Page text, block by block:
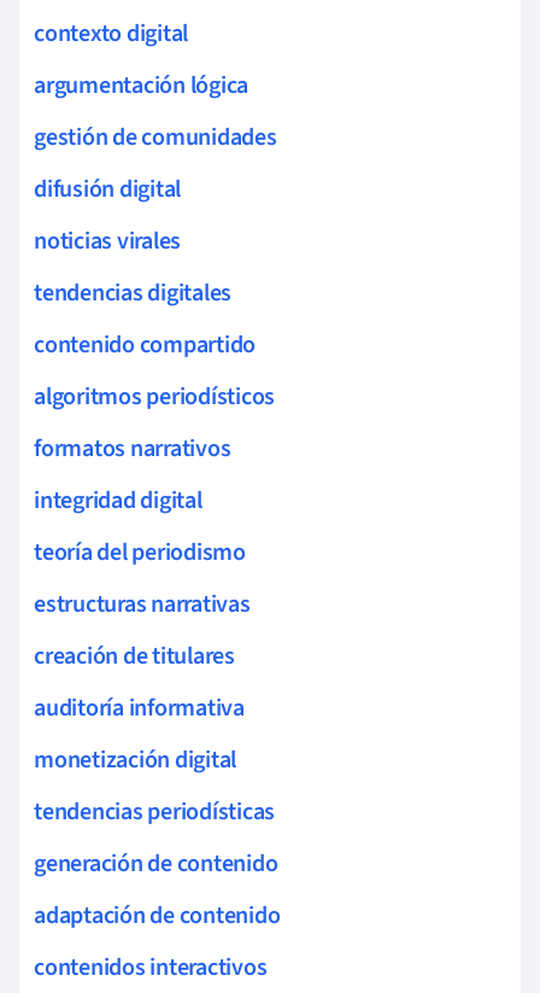
contexto digital
argumentación lógica
gestión de comunidades
difusión digital
noticias virales
tendencias digitales
contenido compartido
algoritmos periodísticos
formatos narrativos
integridad digital
teoría del periodismo
estructuras narrativas
creación de titulares
auditoría informativa
monetización digital
tendencias periodísticas
generación de contenido
adaptación de contenido
contenidos interactivos